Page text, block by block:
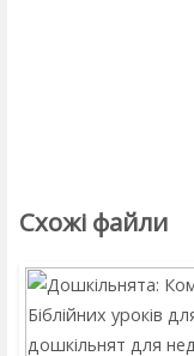
Схожі файли